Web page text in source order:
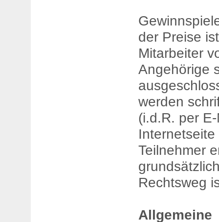
der Preise
Mitarbeiter
Angehörige
werden
(i.d.R. per
Teilnehmer
Rechtsweg
Allgemeine